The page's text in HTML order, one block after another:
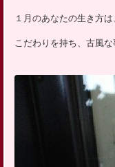
１月のあなたの生き方は
こだわりを持ち、古風